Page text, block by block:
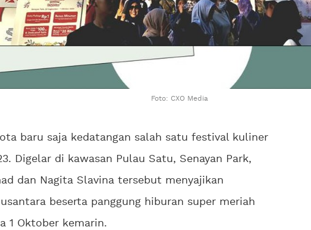
Foto: CXO Media
baru saja kedatangan salah satu festival kuliner
Digelar di kawasan Pulau Satu, Senayan Park,
dan Nagita Slavina tersebut menyajikan
beserta panggung hiburan super meriah
1 Oktober kemarin.